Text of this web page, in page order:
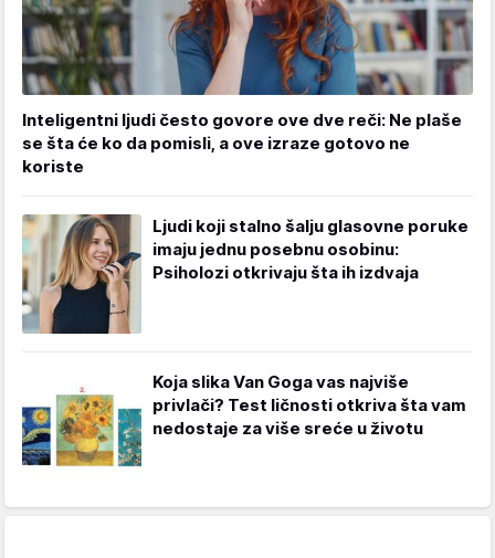
Inteligentni ljudi često govore ove dve reči: Ne plaše
se šta će ko da pomisli, a ove izraze gotovo ne
koriste
Ljudi koji stalno šalju glasovne poruke
imaju jednu posebnu osobinu:
Psiholozi otkrivaju šta ih izdvaja
Koja slika Van Goga vas najviše
privlači? Test ličnosti otkriva šta vam
nedostaje za više sreće u životu